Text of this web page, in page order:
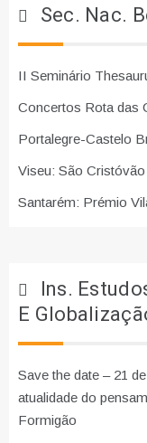
Sec. Nac.
II Seminário
Concertos Rota das
Portalegre-Castelo
Viseu: São
Santarém: Prémio
Ins.
E
Save the date – 21
atualidade do
Formigão